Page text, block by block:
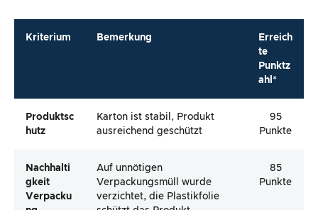
Kriterium Bemerkung
Erreich
te
Punktz
ahl*
Produktsc
Hutz
Karton ist stabil, Produkt
ausreichend geschützt
95
Punkte
Nachhalti
Gkeit
Verpacku
Auf unnötigen
Verpackungsmüll wurde
verzichtet, die Plastikfolie
85
Punkte